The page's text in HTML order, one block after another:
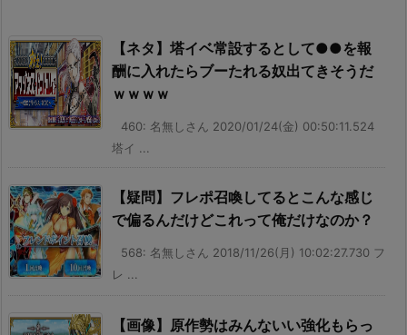
【ネタ】塔イベ常設するとして●●を報
酬に入れたらブーたれる奴出てきそうだ
ｗｗｗｗ
460: 名無しさん 2020/01/24(金) 00:50:11.524
塔イ ...
【疑問】フレポ召喚してるとこんな感じ
で偏るんだけどこれって俺だけなのか？
568: 名無しさん 2018/11/26(月) 10:02:27.730 フ
レ ...
【画像】原作勢はみんないい強化もらっ